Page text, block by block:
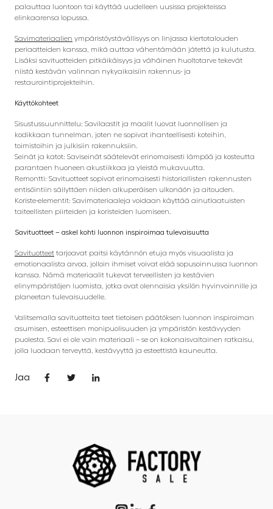
palauttaa luontoon tai käyttää uudelleen uusissa projekteissa
elinkaarensa lopussa.
Savimateriaalien ympäristöystävällisyys on linjassa kiertotalouden
periaatteiden kanssa, mikä auttaa vähentämään jätettä ja kulutusta.
Lisäksi savituotteiden pitkäikäisyys ja vähäinen huoltotarve tekevät
niistä kestävän valinnan nykyaikaisiin rakennus- ja
restaurointiprojekteihin.
Käyttökohteet
Sisustussuunnittelu: Savilaastit ja maalit luovat luonnollisen ja
kodikkaan tunnelman, joten ne sopivat ihanteellisesti koteihin,
toimistoihin ja julkisiin rakennuksiin.
Seinät ja katot: Saviseinät säätelevät erinomaisesti lämpöä ja kosteutta
parantaen huoneen akustiikkaa ja yleistä mukavuutta.
Remontti: Savituotteet sopivat erinomaisesti historiallisten rakennusten
entisöintiin säilyttäen niiden alkuperäisen ulkonäön ja aitouden.
Koriste-elementit: Savimateriaaleja voidaan käyttää ainutlaatuisten
taiteellisten piirteiden ja koristeiden luomiseen.
Savituotteet – askel kohti luonnon inspiroimaa tulevaisuutta
Savituotteet tarjoavat paitsi käytännön etuja myös visuaalista ja
emotionaalista arvoa, jolloin ihmiset voivat elää sopusoinnussa luonnon
kanssa. Nämä materiaalit tukevat terveellisten ja kestävien
elinympäristöjen luomista, jotka ovat olennaisia ​​yksilön hyvinvoinnille ja
planeetan tulevaisuudelle.
Valitsemalla savituotteita teet tietoisen päätöksen luonnon inspiroiman
asumisen, esteettisen monipuolisuuden ja ympäristön kestävyyden
puolesta. Savi ei ole vain materiaali – se on kokonaisvaltainen ratkaisu,
jolla luodaan terveyttä, kestävyyttä ja esteettistä kauneutta.
Jaa